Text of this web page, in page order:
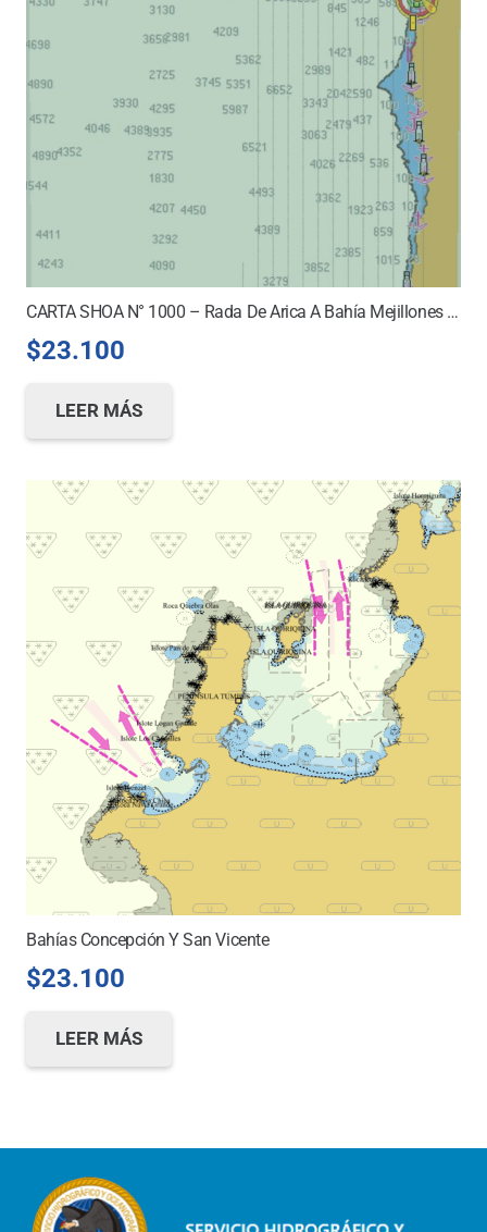
CARTA SHOA N° 1000 – Rada De Arica A Bahía Mejillones Del Sur *
$23.100
LEER MÁS
Bahías Concepción Y San Vicente
$23.100
LEER MÁS